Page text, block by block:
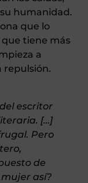
humanidad.
que lo
tiene más
a
repulsión.
escritor
[…]
Pero
de
así?